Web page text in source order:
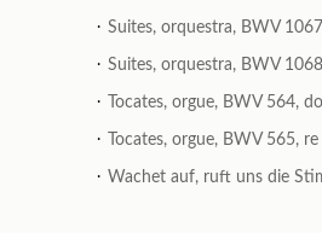
. Suites, orquestra, BWV
. Suites, orquestra, BWV
.
Tocates, orgue, BWV 564,
.
Tocates, orgue, BWV 565,
. Wachet auf, ruft uns die